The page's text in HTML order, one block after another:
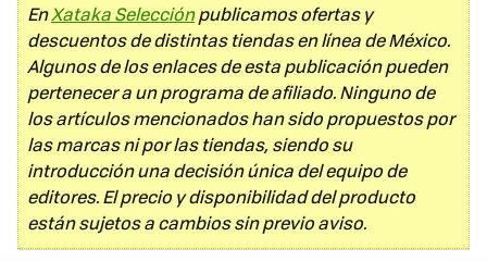
EnXataka Selecciónpublicamos ofertas y
descuentos de distintas tiendas en línea de México.
Algunos de los enlaces de esta publicación pueden
pertenecer a un programa de afiliado. Ninguno de
los artículos mencionados han sido propuestos por
las marcas ni por las tiendas, siendo su
introducción una decisión única del equipo de
editores. El precio y disponibilidad del producto
están sujetos a cambios sin previo aviso.